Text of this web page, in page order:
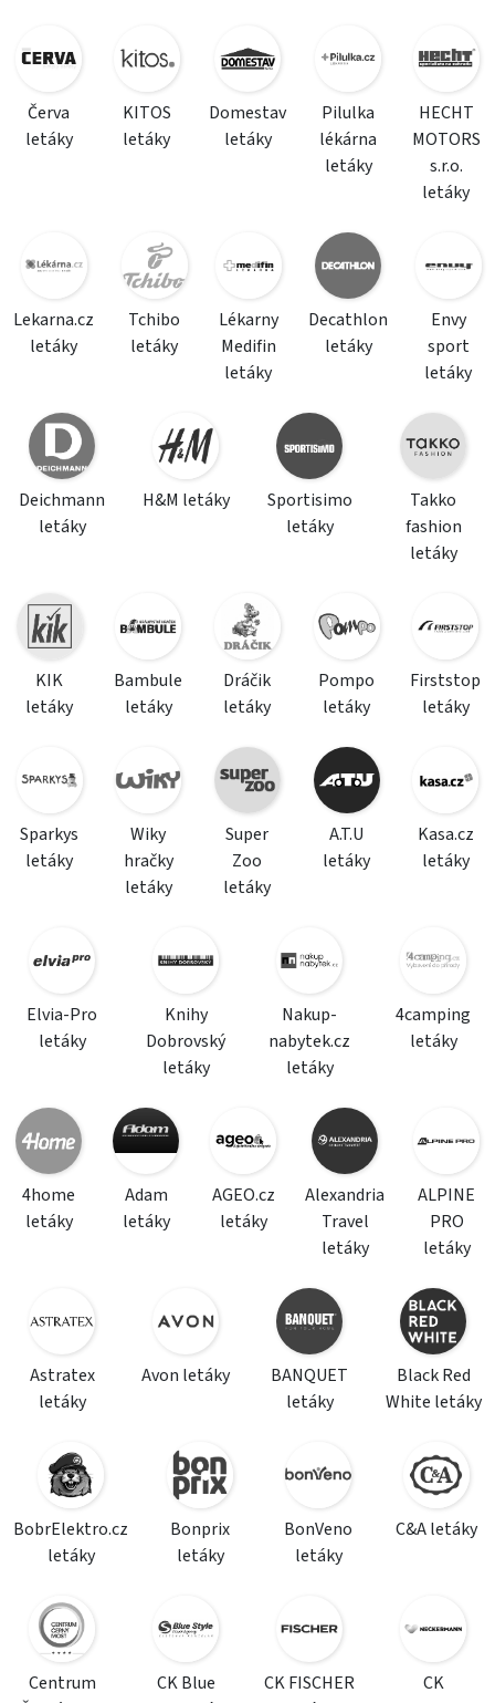
Červa
letáky
KITOS
letáky
Domestav
letáky
Pilulka
lékárna
letáky
HECHT
MOTORS
s.r.o.
letáky
Lekarna.cz
letáky
Tchibo
letáky
Lékarny
Medifin
letáky
Decathlon
letáky
Envy
sport
letáky
Deichmann
letáky
H&M letáky
Sportisimo
letáky
Takko
fashion
letáky
KIK
letáky
Bambule
letáky
Dráčik
letáky
Pompo
letáky
Firststop
letáky
Sparkys
letáky
Wiky
hračky
letáky
Super
Zoo
letáky
A.T.U
letáky
Kasa.cz
letáky
Elvia-Pro
letáky
Knihy
Dobrovský
letáky
Nakup-
nabytek.cz
letáky
4camping
letáky
4home
letáky
Adam
letáky
AGEO.cz
letáky
Alexandria
Travel
letáky
ALPINE
PRO
letáky
Astratex
letáky
Avon letáky
BANQUET
letáky
Black Red
White letáky
BobrElektro.cz
letáky
Bonprix
letáky
BonVeno
letáky
C&A letáky
Centrum
CK Blue
CK FISCHER
CK